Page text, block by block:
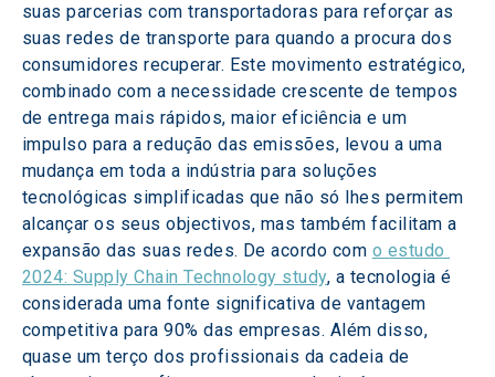
suas parcerias com transportadoras para reforçar as
suas redes de transporte para quando a procura dos
consumidores recuperar. Este movimento estratégico,
combinado com a necessidade crescente de tempos
de entrega mais rápidos, maior eficiência e um
impulso para a redução das emissões, levou a uma
mudança em toda a indústria para soluções
tecnológicas simplificadas que não só lhes permitem
alcançar os seus objectivos, mas também facilitam a
expansão das suas redes. De acordo com o estudo
2024: Supply Chain Technology study, a tecnologia é
considerada uma fonte significativa de vantagem
competitiva para 90% das empresas. Além disso,
quase um terço dos profissionais da cadeia de